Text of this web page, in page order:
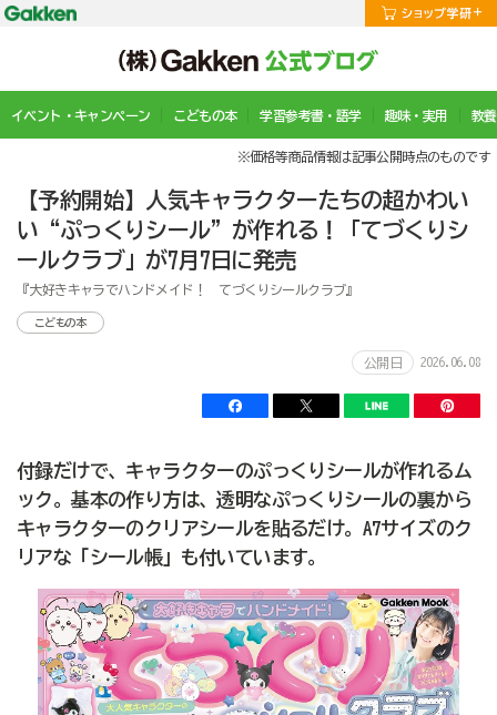
イベント・キャンペーン こどもの本 学習参考書・語学 趣味・実用 教
※価格等商品情報は記事公開時点のものです
【予約開始】人気キャラクターたちの超かわい
い“ぷっくりシール”が作れる！「てづくりシ
ールクラブ」が7月7日に発売
『大好きキャラでハンドメイド！ てづくりシールクラブ』
こどもの本
公開日 2026.06.08
付録だけで、キャラクターのぷっくりシールが作れるム
ック。基本の作り方は、透明なぷっくりシールの裏から
キャラクターのクリアシールを貼るだけ。A7サイズのク
リアな「シール帳」も付いています。